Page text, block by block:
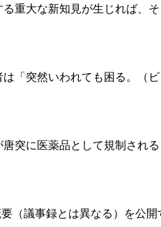
重大な新知見が生じれば、
「突然いわれても困る。（
突に医薬品として規制される
（議事録とは異なる）を公開